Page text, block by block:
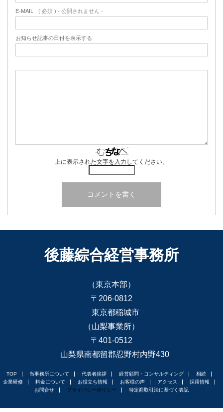
E-MAIL ( 必須 ) - 公開されません -
お知らせ記事の日付を表示する
上に表示された文字を入力してください。
後藤綜合経営事務所
（東京本部）
〒206-0812
東京都稲城市
（山梨事業所）
〒401-0512
山梨県南都留郡忍野村内野430
TOP 当事務所について 代表者挨拶 経営顧問・コンサルティング
相続
企業研修
料金について お役立ち情報 お客様の声 アクセス
採用情報
お問合せ
プライバシーポリシー 特定商取引法に基づく表記